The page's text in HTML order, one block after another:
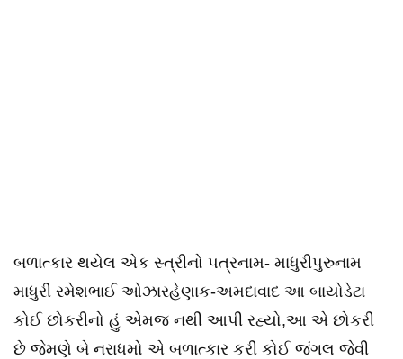
બળાત્કાર થયેલ એક સ્ત્રીનો પત્રનામ- માધુરીપુરુનામ
માધુરી રમેશભાઈ ઓઝારહેણાક-અમદાવાદ આ બાયોડેટા
કોઈ છોકરીનો હું એમજ નથી આપી રહ્યો,આ એ છોકરી
છે જેમણે બે નરાધમો એ બળાત્કાર કરી કોઈ જંગલ જેવી